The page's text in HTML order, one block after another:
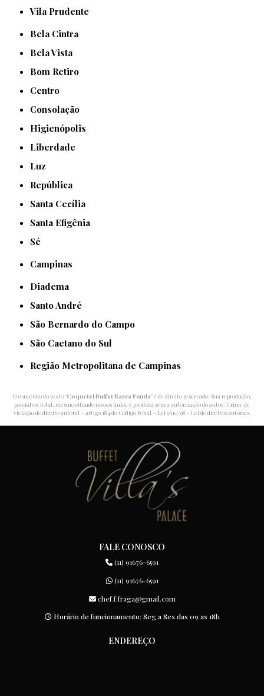
Vila Prudente
Bela Cintra
Bela Vista
Bom Retiro
Centro
Consolação
Higienópolis
Liberdade
Luz
República
Santa Cecília
Santa Efigênia
Sé
Campinas
Diadema
Santo André
São Bernardo do Campo
São Caetano do Sul
Região Metropolitana de Campinas
O conteúdo do texto "Coquetel Buffet Barra Funda" é de direito reservado. Sua reprodução,
parcial ou total, mesmo citando nossos links, é proibida sem a autorização do autor. Crime de
violação de direito autoral – artigo 184 do Código Penal – Lei 9610/98 - Lei de direitos autorais.
FALE CONOSCO
(11) 91676-6591
(11) 91676-6591
chef.f.fraga@gmail.com
Horário de funcionamento: Seg a Sex das 09 as 18h
ENDEREÇO